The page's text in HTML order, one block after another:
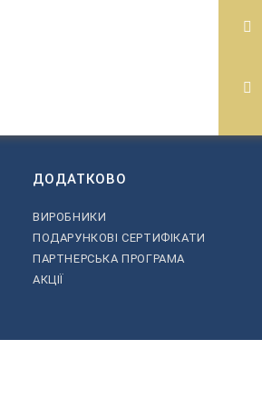
ДОДАТКОВО
ВИРОБНИКИ
ПОДАРУНКОВІ СЕРТИФІКАТИ
ПАРТНЕРСЬКА ПРОГРАМА
АКЦІЇ